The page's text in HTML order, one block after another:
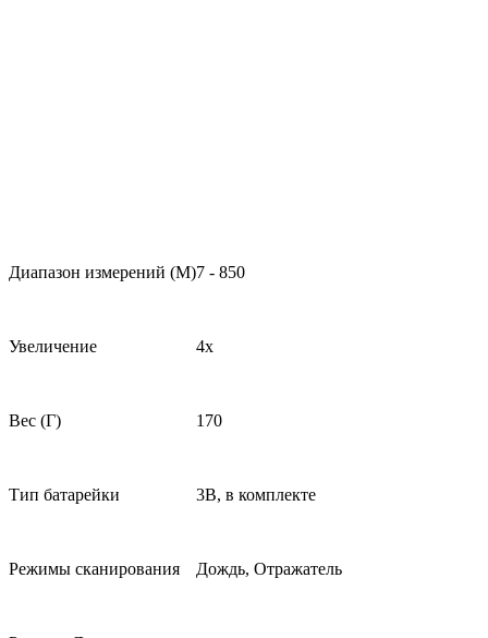
Диапазон измерений (М)7 - 850
Увеличение 4x
Вес (Г) 170
Тип батарейки 3B, в комплекте
Режимы сканирования Дождь, Отражатель